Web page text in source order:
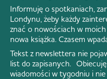
Informuję o spotkaniach,
Londynu, żeby każdy
znać o nowościach w moich
nowa książka. Czasem
Tekst z newslettera nie
list do zapisanych.
wiadomości w tygodniu i